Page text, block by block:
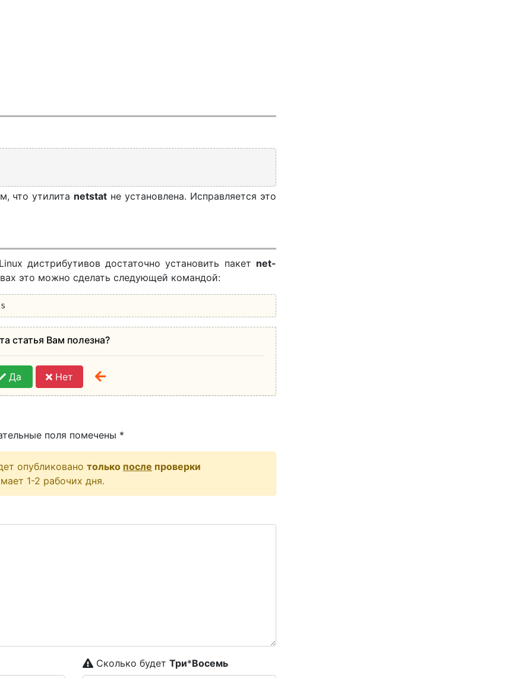
что утилита netstat не установлена. Исправляется это
дистрибутивов достаточно установить пакет net-
это можно сделать следующей командой:
статья Вам полезна?
Да Нет
поля помечены *
опубликовано только после проверки
1-2 рабочих дня.
Сколько будет Tpи*Boceмь